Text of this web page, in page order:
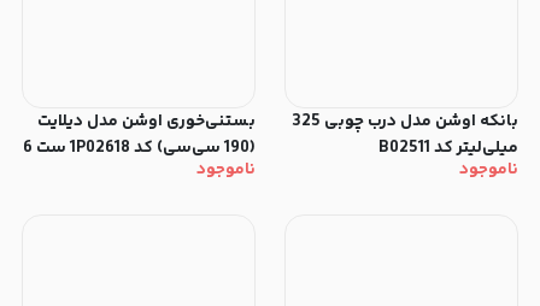
بانکه اوشن مدل درب چوبی 325
میلی‌لیتر کد B02511
ناموجود
بستنی‌خوری اوشن مدل دیلایت
(190 سی‌سی) کد 1P02618 ست 6
عددی
ناموجود